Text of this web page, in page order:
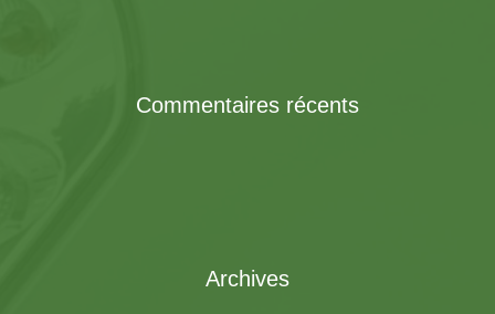
Commentaires récents
Archives